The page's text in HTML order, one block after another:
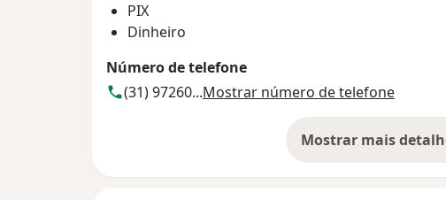
PIX
Dinheiro
Número de telefone
(31) 97260...Mostrar número de telefone
Mostrar maissobre o